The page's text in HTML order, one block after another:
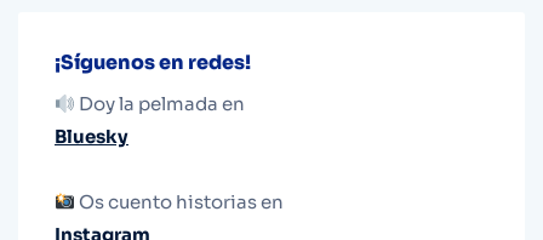
¡Síguenos en redes!
Doy la pelmada en
Bluesky
Os cuento historias en
Instagram